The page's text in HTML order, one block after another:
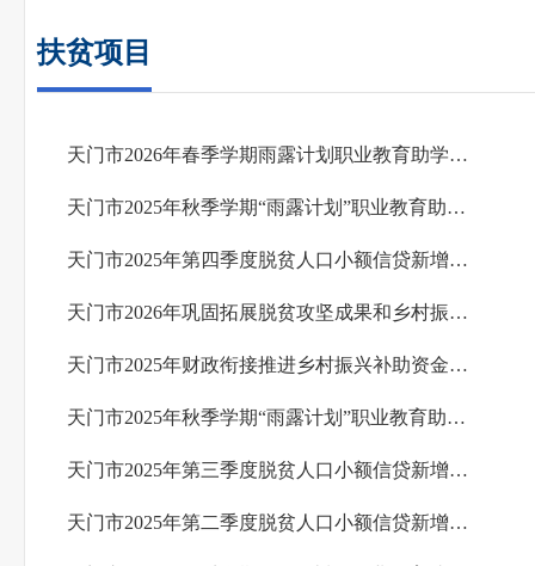
扶贫项目
天门市2026年春季学期雨露计划职业教育助学拟补对象公示
天门市2025年秋季学期“雨露计划”职业教育助学拟补对象公示（第二批）
天门市2025年第四季度脱贫人口小额信贷新增贷款公示
天门市2026年巩固拓展脱贫攻坚成果和乡村振兴项目库公示
天门市2025年财政衔接推进乡村振兴补助资金项目完工公告
天门市2025年秋季学期“雨露计划”职业教育助学拟补对象公示
天门市2025年第三季度脱贫人口小额信贷新增贷款公示
天门市2025年第二季度脱贫人口小额信贷新增贷款公示